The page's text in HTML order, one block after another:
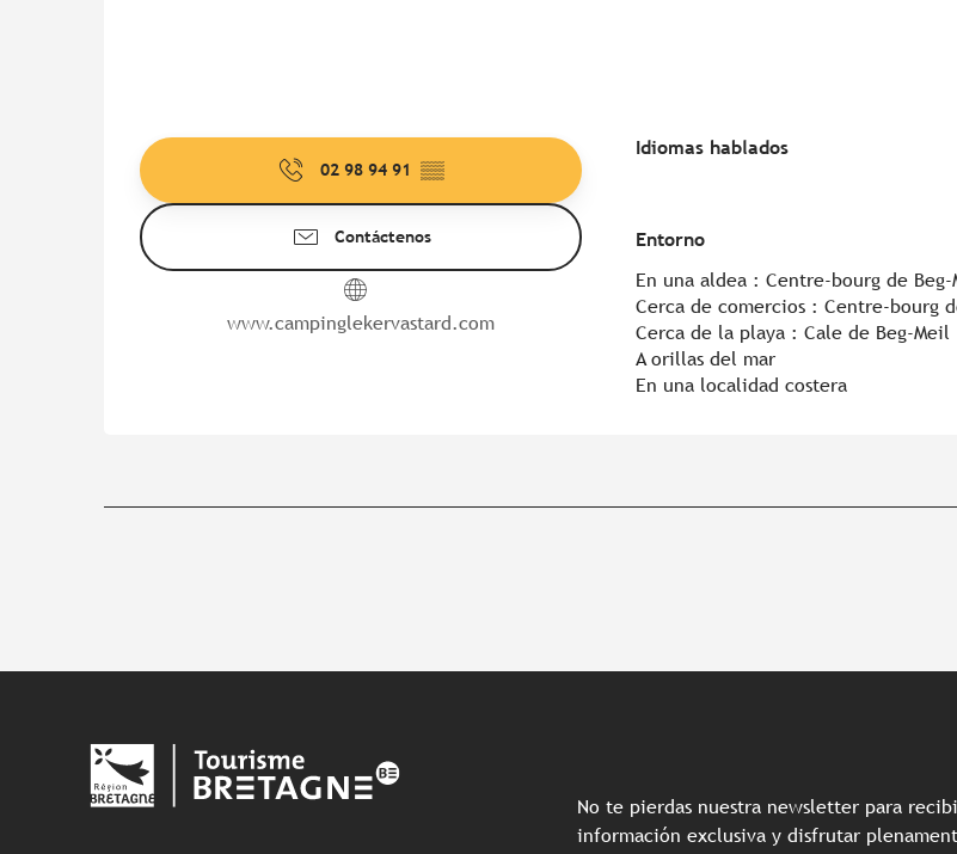
02 98 94 91 ▒▒
Contáctenos
www.campinglekervastard.com
Idiomas hablados
Idiomas hablados
Entorno
Entorno
En una aldea : Centre-bourg de Beg-
Cerca de comercios : Centre-bourg
Cerca de la playa : Cale de Beg-Meil
A orillas del mar
En una localidad costera
No te pierdas nuestra newsletter para
información exclusiva y disfrutar